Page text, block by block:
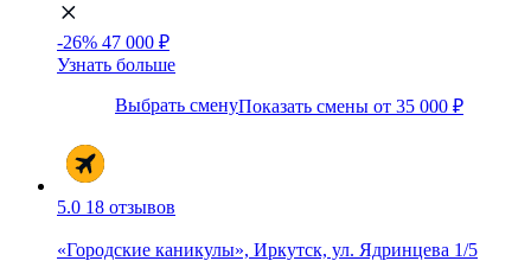
-26% 47 000 ₽
Узнать больше
Выбрать сменуПоказать смены от 35 000 ₽
5.0 18 отзывов
«Городские каникулы», Иркутск, ул. Ядринцева 1/5